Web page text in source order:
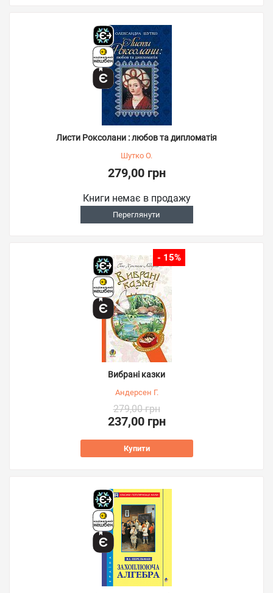
Листи Роксолани : любов та дипломатія
Шутко О.
279,00 грн
Книги немає в продажу
Переглянути
- 15%
Вибрані казки
Андерсен Г.
279,00 грн
237,00 грн
Купити